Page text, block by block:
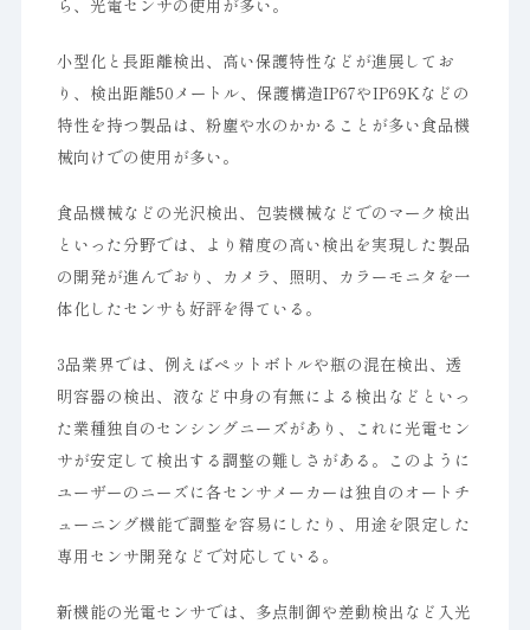
ら、光電センサの使用が多い。
小型化と長距離検出、高い保護特性などが進展してお
り、検出距離50メートル、保護構造IP67やIP69Kなどの
特性を持つ製品は、粉塵や水のかかることが多い食品機
械向けでの使用が多い。
食品機械などの光沢検出、包装機械などでのマーク検出
といった分野では、より精度の高い検出を実現した製品
の開発が進んでおり、カメラ、照明、カラーモニタを一
体化したセンサも好評を得ている。
3品業界では、例えばペットボトルや瓶の混在検出、透
明容器の検出、液など中身の有無による検出などといっ
た業種独自のセンシングニーズがあり、これに光電セン
サが安定して検出する調整の難しさがある。このように
ユーザーのニーズに各センサメーカーは独自のオートチ
ューニング機能で調整を容易にしたり、用途を限定した
専用センサ開発などで対応している。
新機能の光電センサでは、多点制御や差動検出など入光